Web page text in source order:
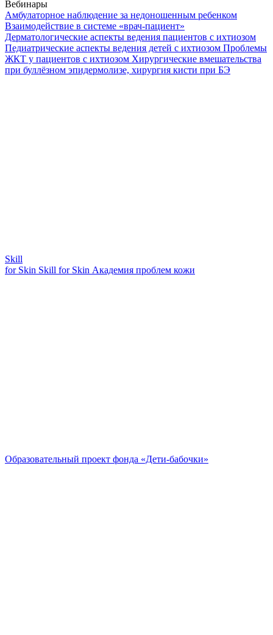
Вебинары
Амбулаторное наблюдение за недоношенным ребенком
Взаимодействие в системе «врач-пациент»
Дерматологические аспекты ведения пациентов с ихтиозом
Педиатрические аспекты ведения детей с ихтиозом Проблемы
ЖКТ у пациентов с ихтиозом Хирургические вмешательства
при буллёзном эпидермолизе, хирургия кисти при БЭ
Skill
for Skin Skill for Skin Академия проблем кожи
Образовательный проект фонда «Дети-бабочки»